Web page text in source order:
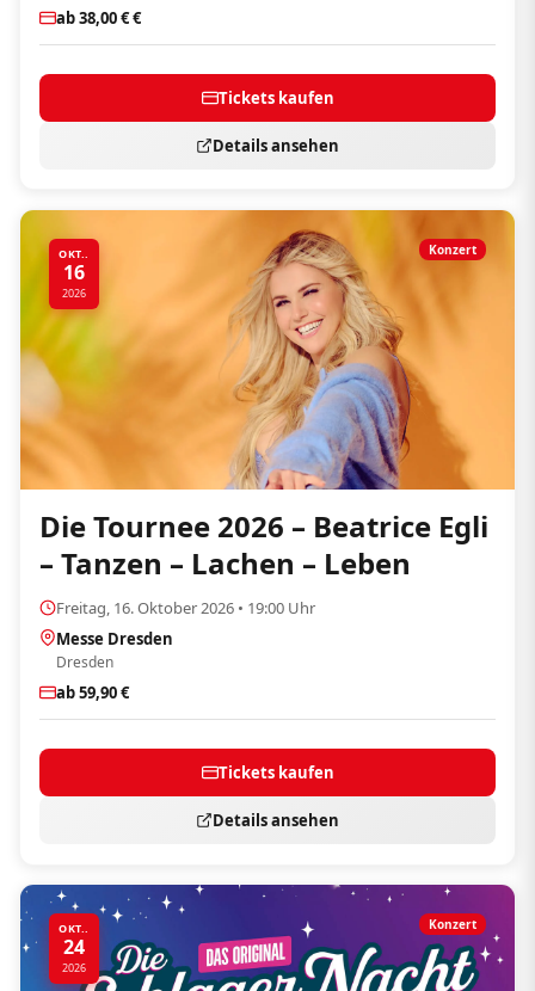
ab 38,00 € €
Tickets kaufen
Details ansehen
OKT..
16
2026
Konzert
Die Tournee 2026 – Beatrice Egli
– Tanzen – Lachen – Leben
Freitag, 16. Oktober 2026 • 19:00 Uhr
Messe Dresden
Dresden
ab 59,90 €
Tickets kaufen
Details ansehen
OKT..
24
2026
Konzert